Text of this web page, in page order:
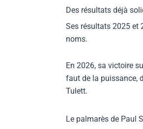
Des résultats déjà
Ses résultats 2025 et
noms.
En 2026, sa victoire
faut de la puissance,
Tulett.
Le palmarès de Paul